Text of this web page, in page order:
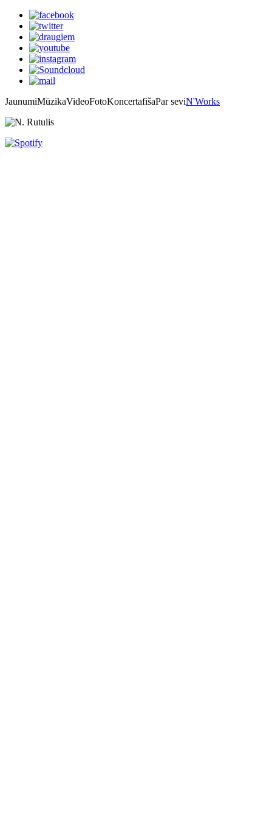
JaunumiMūzikaVideoFotoKoncertafišaPar seviN'Works